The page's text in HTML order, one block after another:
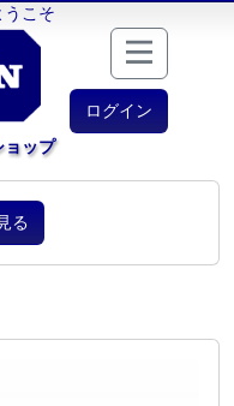
こそ
ログイン
ップ
る